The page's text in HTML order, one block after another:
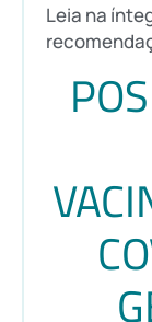
Leia na